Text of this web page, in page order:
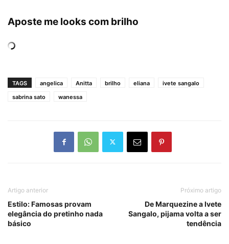
Aposte me looks com brilho
TAGS angelica Anitta brilho eliana
ivete sangalo
sabrina sato
wanessa
Artigo anterior
Estilo: Famosas provam
elegância do pretinho nada
básico
Próximo artigo
De Marquezine a Ivete
Sangalo, pijama volta a ser
tendência